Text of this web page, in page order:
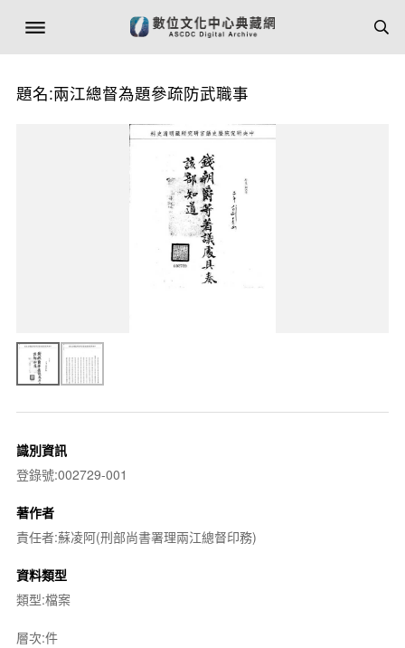
題名:兩江總督為題參疏防武職事
識別資訊
登錄號:002729-001
著作者
責任者:蘇凌阿(刑部尚書署理兩江總督印務)
資料類型
類型:檔案
層次:件